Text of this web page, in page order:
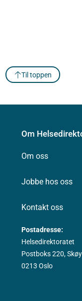
Til toppen
Om
Om oss
Jobbe hos oss
Kontakt oss
Postadresse:
Helsedirektoratet
Postboks 220,
0213 Oslo